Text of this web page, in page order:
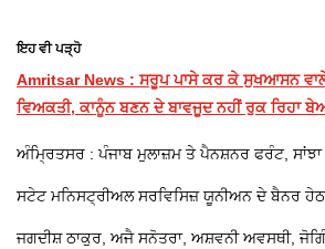
ਇਹ ਵੀ ਪੜ੍ਹੋ
Amritsar News : ਸਰੂਪ ਪਾਸੇ ਕਰ ਕੇ ਸੁਖਆਸਨ
ਵਿਅਕਤੀ, ਕਾਨੂੰਨ ਬਣਨ ਦੇ ਬਾਵਜੂਦ ਨਹੀਂ ਰੁਕ ਰਿਹਾ
ਅੰਮ੍ਰਿਤਸਰ : ਪੰਜਾਬ ਮੁਲਾਜ਼ਮ ਤੇ ਪੈਨਸ਼ਨਰ ਫਰੰਟ,
ਸਟੇਟ ਮਨਿਸਟ੍ਰੀਅਲ ਸਰਵਿਸਿਜ਼ ਯੂਨੀਅਨ ਦੇ ਬੈਨਰ ਹੇਠ
ਜਗਦੀਸ਼ ਠਾਕੁਰ, ਅਜੈ ਸਨੋਤਰਾ, ਅਸ਼ਵਨੀ ਅਵਸਥੀ,